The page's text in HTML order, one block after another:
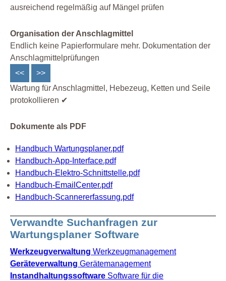
ausreichend regelmäßig auf Mängel prüfen
Organisation der Anschlagmittel
Endlich keine Papierformulare mehr. Dokumentation der
Anschlagmittelprüfungen
<<
>>
Wartung für Anschlagmittel, Hebezeug, Ketten und Seile
protokollieren ✔
Dokumente als PDF
Handbuch Wartungsplaner.pdf
Handbuch-App-Interface.pdf
Handbuch-Elektro-Schnittstelle.pdf
Handbuch-EmailCenter.pdf
Handbuch-Scannererfassung.pdf
Verwandte Suchanfragen zur
Wartungsplaner Software
Werkzeugverwaltung Werkzeugmanagement
Geräteverwaltung Gerätemanagement
Instandhaltungssoftware Software für die